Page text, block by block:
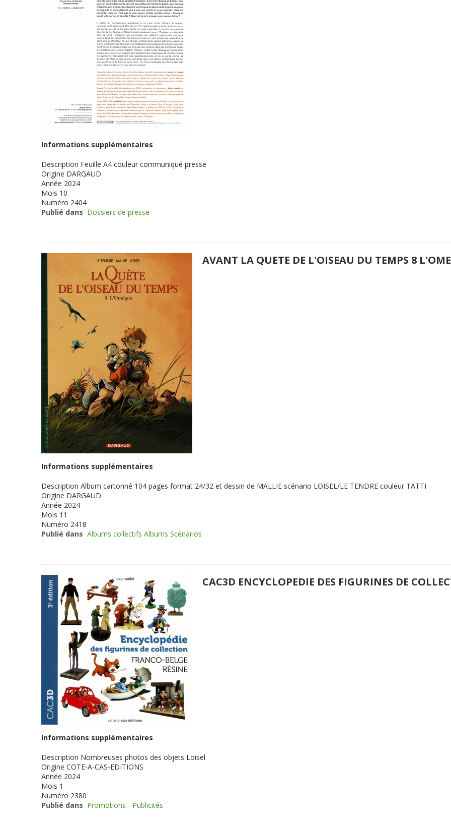
Informations supplémentaires
Description Feuille A4 couleur communiqué presse
Origine DARGAUD
Année 2024
Mois 10
Numéro 2404
Publié dans Dossiers de presse
AVANT LA QUETE DE L'OISEAU DU TEMPS 8
Informations supplémentaires
Description Album cartonné 104 pages format 24/32 et dessin de MALLIE scénario LOISEL/LE TENDRE couleur TATTI
Origine DARGAUD
Année 2024
Mois 11
Numéro 2418
Publié dans Albums collectifs Albums Scénarios
CAC3D ENCYCLOPEDIE DES FIGURINES DE
Informations supplémentaires
Description Nombreuses photos des objets Loisel
Origine COTE-A-CAS-EDITIONS
Année 2024
Mois 1
Numéro 2380
Publié dans Promotions - Publicités